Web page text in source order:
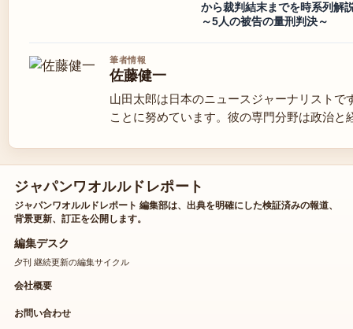
から裁判結末までを時系列解
～5人の被告の量刑判決～
筆者情報
佐藤健一
山田太郎は日本のニュースジャーナリスト
ことに努めています。彼の専門分野は政治と
ジャパンワオルルドレポート
ジャパンワオルルドレポート 編集部は、出典を明確にした検証済みの報道、
背景更新、訂正を公開します。
編集デスク
夕刊 継続更新の編集サイクル
会社概要
お問い合わせ